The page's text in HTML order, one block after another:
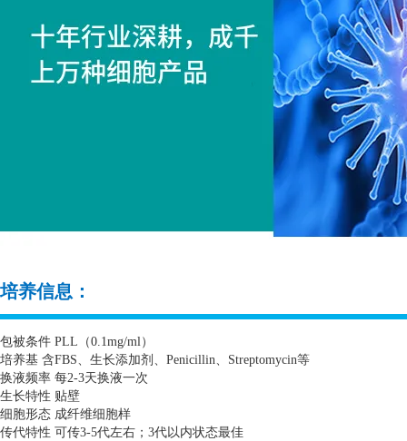
培养信息：
包被条件 PLL （0.1mg/ml）
培养基 含FBS、生长添加剂、 Penicillin、 Streptomycin等
换液频率 每2-3天换液一次
生长特性 贴壁
细胞形态 成纤维细胞样
传代特性 可传3-5代左右； 3代以内状态最佳